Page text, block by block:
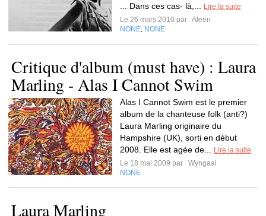
... Dans ces cas- là,...
Lire la suite
Le 26 mars 2010 par Aleen
NONE NONE
Critique d'album (must have) : Laura
Marling - Alas I Cannot Swim
Alas I Cannot Swim est le premier
album de la chanteuse folk (anti?)
Laura Marling originaire du
Hampshire (UK), sorti en début
2008. Elle est agée de...
Lire la suite
Le 18 mai 2009 par
Wyngaal
NONE
Laura Marling